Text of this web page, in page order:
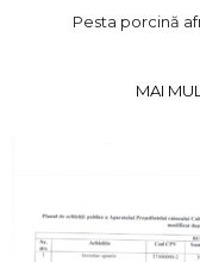
Pesta porcină
MAI